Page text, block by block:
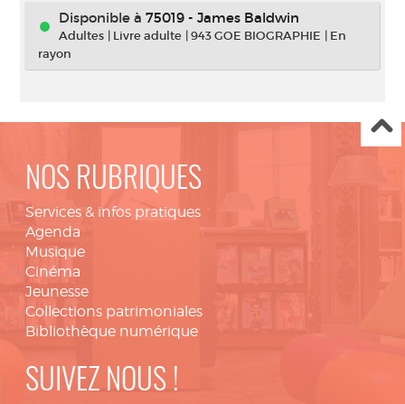
Disponible à 75019 - James Baldwin
Adultes | Livre adulte |943 GOE BIOGRAPHIE | En
rayon
NOS RUBRIQUES
Services & infos pratiques
Agenda
Musique
Cinéma
Jeunesse
Collections patrimoniales
Bibliothèque numérique
SUIVEZ NOUS !